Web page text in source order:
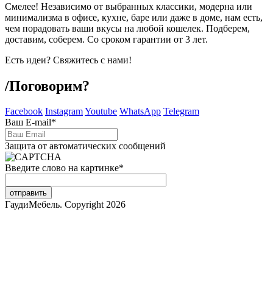
Смелее! Независимо от выбранных классики, модерна или
минимализма в офисе, кухне, баре или даже в доме, нам есть,
чем порадовать ваши вкусы на любой кошелек. Подберем,
доставим, соберем. Со сроком гарантии от 3 лет.
Есть идеи? Свяжитесь с нами!
/Поговорим?
Facebook InstagramYoutube WhatsApp Telegram
Ваш E-mail*
Защита от автоматических сообщений
Введите слово на картинке*
ГаудиМебель. Copyright 2026